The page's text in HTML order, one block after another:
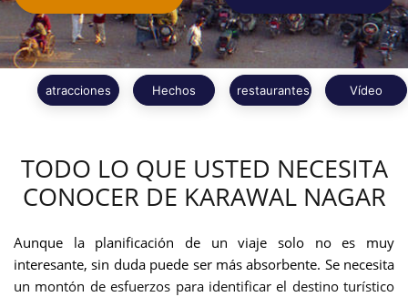
atracciones Hechos restaurantes Vídeo
TODO LO QUE USTED NECESITA
CONOCER DE KARAWAL NAGAR
Aunque la planificación de un viaje solo no es muy
interesante, sin duda puede ser más absorbente. Se necesita
un montón de esfuerzos para identificar el destino turístico